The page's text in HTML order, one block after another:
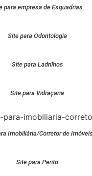
para empresa de Esquadrias
Site para Odontologia
Site para Ladrilhos
Site para Vidraçaria
Imobiliária/Corretor de Imóveis
Site para Perito